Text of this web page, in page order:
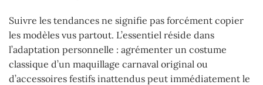
Suivre les tendances ne signifie pas forcément copier
les modèles vus partout. L’essentiel réside dans
l’adaptation personnelle : agrémenter un costume
classique d’un maquillage carnaval original ou
d’accessoires festifs inattendus peut immédiatement le